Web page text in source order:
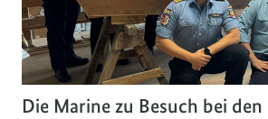
Die Marine zu Besuch bei